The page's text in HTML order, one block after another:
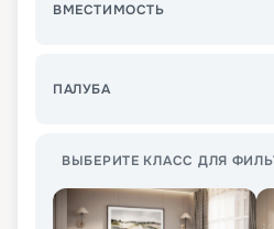
ВМЕСТИМОСТЬ
ПАЛУБА
ВЫБЕРИТЕ КЛАСС ДЛЯ